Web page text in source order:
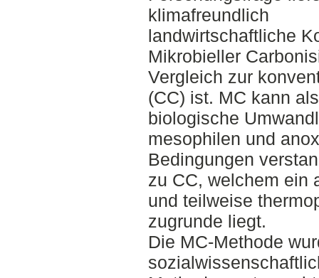
klimafreundlich
landwirtschaftliche
Mikrobieller
Vergleich zur
(CC) ist. MC kann als
biologische
mesophilen und
Bedingungen
zu CC, welchem ein
und teilweise
zugrunde liegt.
Die MC-Methode